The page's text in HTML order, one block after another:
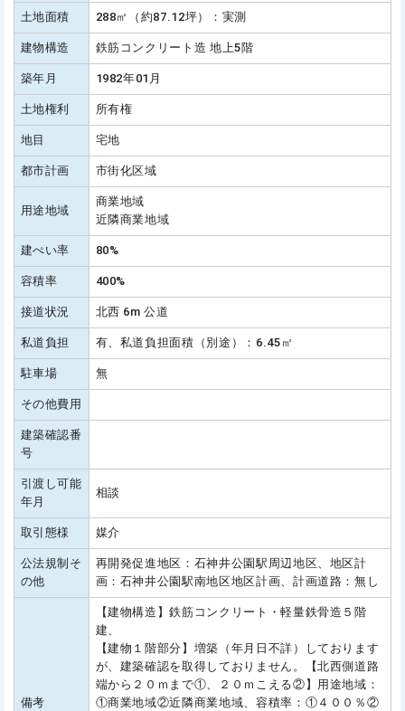
土地面積 288㎡（約87.12坪）：実測
建物構造 鉄筋コンクリート造 地上5階
築年月 1982年01月
土地権利 所有権
地目 宅地
都市計画 市街化区域
用途地域
商業地域
近隣商業地域
建ぺい率 80%
容積率 400%
接道状況 北西 6m 公道
私道負担 有、私道負担面積（別途）：6.45㎡
駐車場 無
その他費用
建築確認番
号
引渡し可能
年月
相談
取引態様 媒介
公法規制そ
の他
再開発促進地区：石神井公園駅周辺地区、地区計
画：石神井公園駅南地区地区計画、計画道路：無し
備考
【建物構造】鉄筋コンクリート・軽量鉄骨造５階
建、
【建物１階部分】増築（年月日不詳）しております
が、建築確認を取得しておりません。【北西側道路
端から２０ｍまで①、２０ｍこえる②】用途地域：
①商業地域②近隣商業地域、容積率：①４００％②